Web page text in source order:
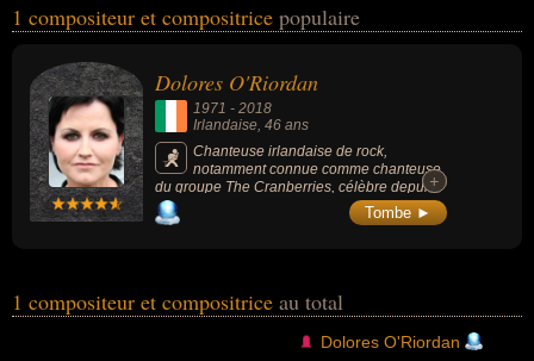
musique ou du rock. Ces célébrités peuvent également avoir été
musicien. En ce qui concerne leurs nationalités au moment de leurs
morts, ils peuvent avoir été irlandais par exemple.
1 compositeur et compositrice populaire
Dolores O'Riordan
1971 - 2018
Irlandaise, 46 ans
Chanteuse irlandaise de rock,
notamment connue comme chanteuse
du groupe The Cranberries, célèbre depuis
les années 1990, avec des tubes comme «
Zombie », « Just My Imagination » ou «
+
+
Tombe ►
1 compositeur et compositrice au total
Dolores O'Riordan